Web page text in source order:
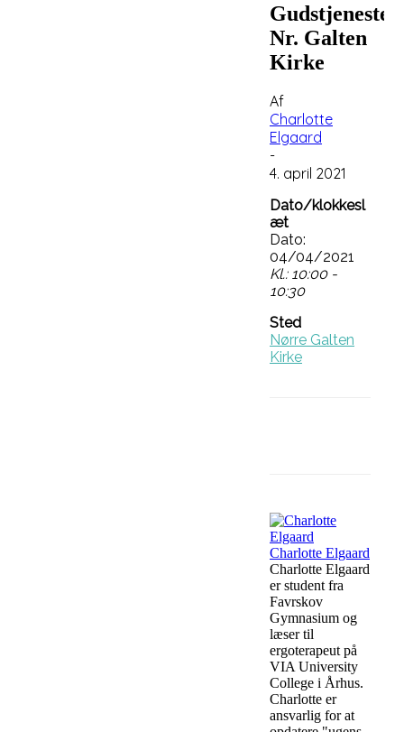
Gudstjeneste,
Nr. Galten
Kirke
Af
Charlotte
Elgaard
-
4. april 2021
Dato/klokkesl
æt
Dato:
04/04/2021
Kl.: 10:00 -
10:30
Sted
Nørre Galten
Kirke
Charlotte Elgaard
Charlotte Elgaard
er student fra
Favrskov
Gymnasium og
læser til
ergoterapeut på
VIA University
College i Århus.
Charlotte er
ansvarlig for at